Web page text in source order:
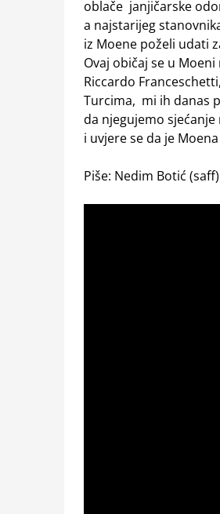
oblače janjičarske
a najstarijeg
iz Moene poželi udati
Ovaj običaj se u Moeni
Riccardo
Turcima, mi ih danas
da njegujemo
i uvjere se da je Moena
Piše: Nedim Botić (saff)